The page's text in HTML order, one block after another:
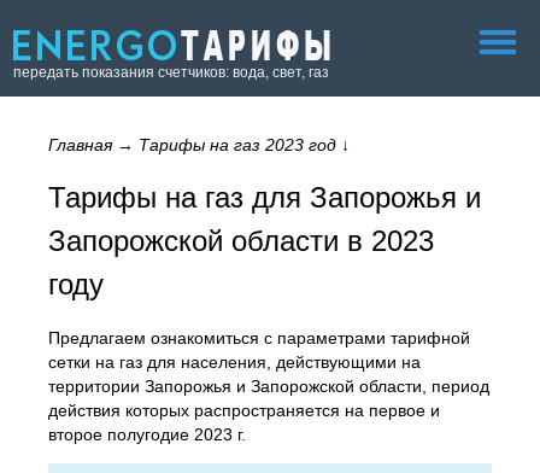
передать показания счетчиков: вода, свет, газ
Главная→ Тарифы на газ 2023 год ↓
Тарифы на газ для Запорожья и
Запорожской области в 2023
году
Предлагаем ознакомиться с параметрами тарифной
сетки на газ для населения, действующими на
территории Запорожья и Запорожской области, период
действия которых распространяется на первое и
второе полугодие 2023 г.